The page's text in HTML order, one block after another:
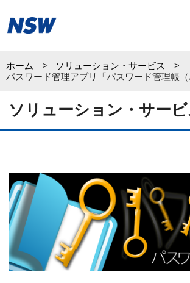
ホーム
ソリューション・サービス
パスワード管理アプリ「パスワード管理帳（
ソリューション・サービ